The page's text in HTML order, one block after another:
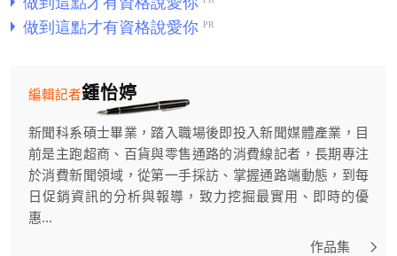
鍾怡婷
編輯記者
新聞科系碩士畢業，踏入職場後即投入新聞媒體產業，目
前是主跑超商、百貨與零售通路的消費線記者，長期專注
於消費新聞領域，從第一手採訪、掌握通路端動態，到每
日促銷資訊的分析與報導，致力挖掘最實用、即時的優
惠...
作品集